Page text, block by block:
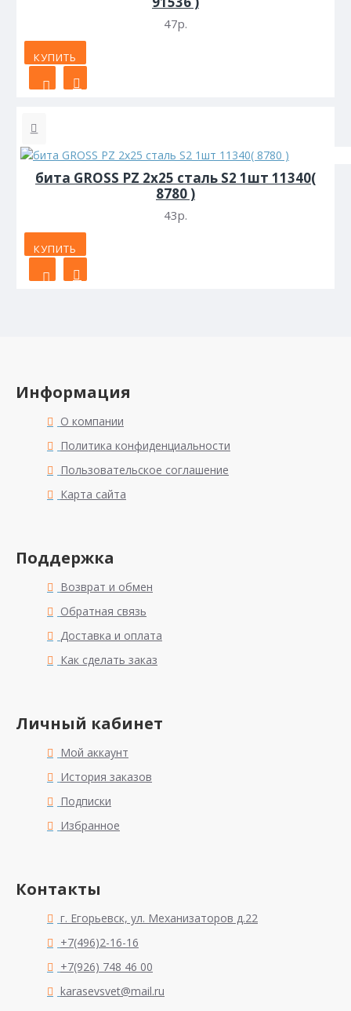
47р.
КУПИТЬ
бита GROSS PZ 2х25 сталь S2 1шт 11340(
8780 )
43р.
КУПИТЬ
Информация
О компании
Политика конфиденциальности
Пользовательское соглашение
Карта сайта
Поддержка
Возврат и обмен
Обратная связь
Доставка и оплата
Как сделать заказ
Личный кабинет
Мой аккаунт
История заказов
Подписки
Избранное
Контакты
г. Егорьевск, ул. Механизаторов д.22
+7(496)2-16-16
+7(926) 748 46 00
karasevsvet@mail.ru